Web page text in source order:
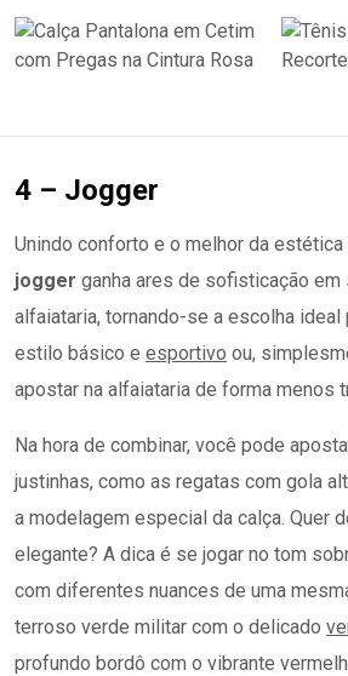
4 – Jogger
Unindo conforto e o melhor da
jogger ganha ares de sofisticação em
alfaiataria, tornando-se a escolha ideal
estilo básico e esportivo ou,
apostar na alfaiataria de forma menos
Na hora de combinar, você pode
justinhas, como as regatas com gola
a modelagem especial da calça. Quer
elegante? A dica é se jogar no tom
com diferentes nuances de uma
terroso verde militar com o delicado
profundo bordô com o vibrante